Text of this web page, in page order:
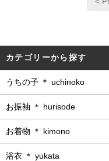
カテゴリーから探す
うちの子 ＊ uchinoko
お振袖 ＊ hurisode
お着物 ＊ kimono
浴衣 ＊ yukata